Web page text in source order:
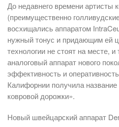
До недавнего времени артисты
(преимущественно
восхищались аппаратом
нужный тонус и придающим ей
технологии не стоят на месте,
аналоговый аппарат нового
эффективность и
Калифорнии получила
ковровой дорожки».
Новый швейцарский аппарат